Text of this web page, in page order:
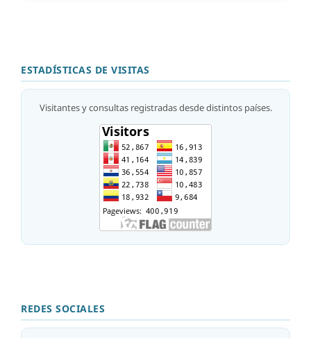
ESTADÍSTICAS DE VISITAS
Visitantes y consultas registradas desde distintos países.
REDES SOCIALES